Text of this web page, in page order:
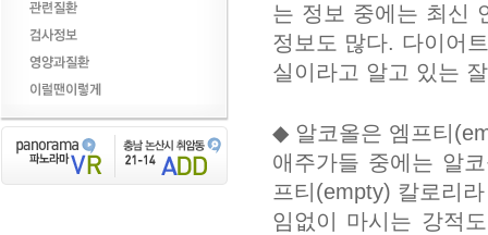
는 정보 중에는 최신
정보도 많다. 다이어
실이라고 알고 있는
◆ 알코올은 엠프티
애주가들 중에는 알
프티(empty) 칼로리
임없이 마시는 강적